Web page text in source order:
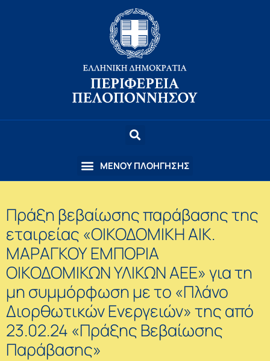
Πράξη βεβαίωσης παράβασης της
εταιρείας «ΟΙΚΟΔΟΜΙΚΗ ΑΙΚ.
ΜΑΡΑΓΚΟΥ ΕΜΠΟΡΙΑ
ΟΙΚΟΔΟΜΙΚΩΝ ΥΛΙΚΩΝ ΑΕΕ» για τη
μη συμμόρφωση με το «Πλάνο
Διορθωτικών Ενεργειών» της από
23.02.24 «Πράξης Βεβαίωσης
Παράβασης»